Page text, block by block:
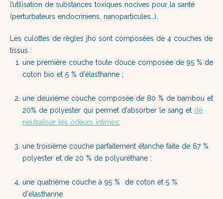
l’utilisation de substances toxiques nocives pour la santé
(perturbateurs endocriniens, nanoparticules…).
Les culottes de règles jho sont composées de 4 couches de
tissus :
une première couche toute douce composée de 95 % de
coton bio et 5 % d'élasthanne ;
une deuxième couche composée de 80 % de bambou et
20% de polyester qui permet d'absorber le sang et de
neutraliser les odeurs intimes;
une troisième couche parfaitement étanche faite de 67 %
polyester et de 20 % de polyuréthane ;
une quatrième couche à 95 % de coton et 5 %
d'élasthanne.